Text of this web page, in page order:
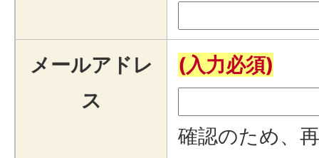
メールアドレ
ス
(入力必須)
確認のため、